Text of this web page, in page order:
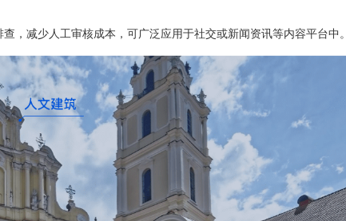
，减少人工审核成本，可广泛应用于社交或新闻资讯等内容平台中。